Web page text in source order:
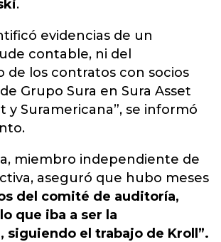
.
evidencias de un
contable, ni del
de los contratos con socios
Grupo Sura en Sura Asset
y Suramericana”, se informó
miembro independiente de
aseguró que hubo meses
del comité de auditoría,
que iba a ser la
siguiendo el trabajo de Kroll”.